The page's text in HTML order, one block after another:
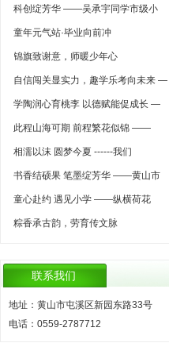
科创绽芳华 ——吴承宇同学市级小
童年元气站·毕业向前冲
锦旗致谢意，师暖少年心
自信闯关显实力，趣学乐考向未来 —
学陶润心育桃李 以德赋能促成长 —
此程山海可期 前程繁花似锦 ——
相濡以沫 圆梦今夏 ------我们
书香结硕果 笔墨绽芳华 ——黄山市
童心赴约 遇见小学 ——纵横荷花
粽香承古韵，劳育传文脉
联系我们
地址：黄山市屯溪区新园东路33号
电话：0559-2787712